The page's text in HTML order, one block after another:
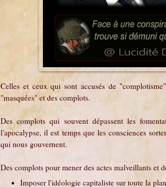
Celles et ceux qui sont accusés de
"masquées" et des complots.
Des complots qui souvent dépassent les
l'apocalypse, il est temps que les consciences
qui nous gouvernent.
Des complots pour mener des actes malveillants et
Imposer l'idéologie capitaliste sur toute la